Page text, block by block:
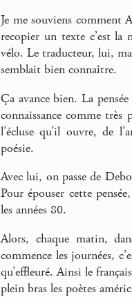
Je me souviens comment
recopier un texte c’est la
vélo. Le traducteur, lui,
semblait bien connaître.
Ça avance bien. La
connaissance comme
l’écluse qu’il ouvre, de
poésie.
Avec lui, on passe de
Pour épouser cette
les années 80.
Alors, chaque matin,
commence les journées,
qu’effleuré. Ainsi le
plein bras les poètes